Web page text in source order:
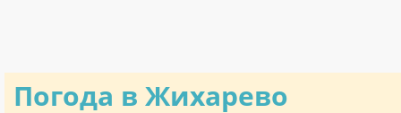
Погода в Жихарево